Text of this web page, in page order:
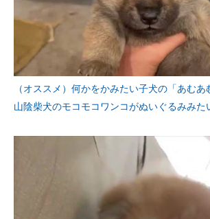
（オススメ）何かをかみたい子犬の「あむ
山陰柴犬のモコモコワンコがぬいぐるみみた